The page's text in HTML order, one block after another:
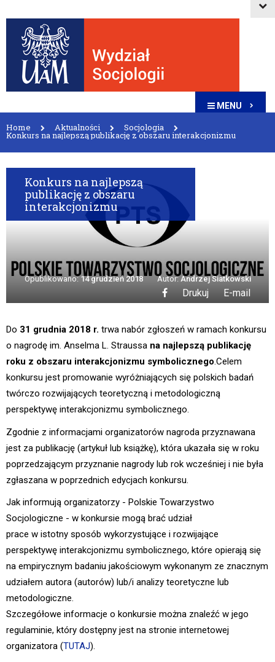
MENU
Home Aktualności Socjologia
Konkurs na najlepszą publikację z obszaru interakcjonizmu
Konkurs na najlepszą
publikację z obszaru
interakcjonizmu
Drukuj E-mail
Opublikowano:14 grudzień 2018 Autor:Andrzej Siatkowski
Do 31 grudnia 2018 r. trwa nabór zgłoszeń w ramach konkursu
o nagrodę im. Anselma L. Straussa na najlepszą publikację
roku z obszaru interakcjonizmu symbolicznego.Celem
konkursu jest promowanie wyróżniających się polskich badań
twórczo rozwijających teoretyczną i metodologiczną
perspektywę interakcjonizmu symbolicznego.
Zgodnie z informacjami organizatorów nagroda przyznawana
jest za publikację (artykuł lub książkę), która ukazała się w roku
poprzedzającym przyznanie nagrody lub rok wcześniej i nie była
zgłaszana w poprzednich edycjach konkursu.
Jak informują organizatorzy - Polskie Towarzystwo
Socjologiczne - w konkursie mogą brać udział
prace w istotny sposób wykorzystujące i rozwijające
perspektywę interakcjonizmu symbolicznego, które opierają się
na empirycznym badaniu jakościowym wykonanym ze znacznym
udziałem autora (autorów) lub/i analizy teoretyczne lub
metodologiczne.
Szczegółowe informacje o konkursie można znaleźć w jego
regulaminie, który dostępny jest na stronie internetowej
organizatora (TUTAJ).